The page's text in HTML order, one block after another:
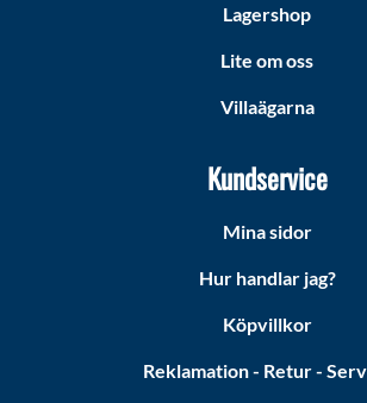
Lagershop
Lite om oss
Villaägarna
Kundservice
Mina sidor
Hur handlar jag?
Köpvillkor
Reklamation - Retur -